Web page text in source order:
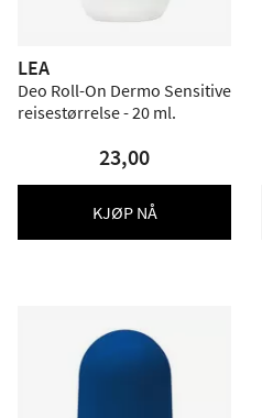
LEA
Deo Roll-On Dermo Sensitive
reisestørrelse - 20 ml.
23,00
KJØP NÅ